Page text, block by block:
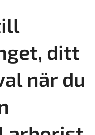
ditt
när du